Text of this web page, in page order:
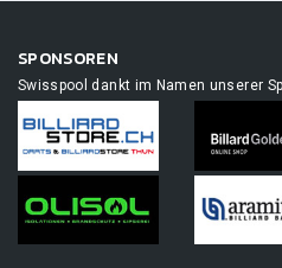
SPONSOREN
Swisspool dankt im Namen unserer